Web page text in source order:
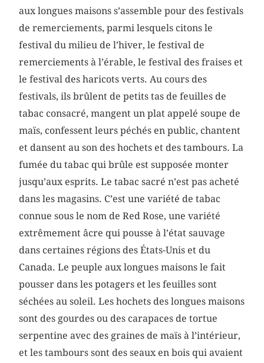
aux longues maisons s’assemble pour des festivals
de remerciements, parmi lesquels citons le
festival du milieu de l’hiver, le festival de
remerciements à l’érable, le festival des fraises et
le festival des haricots verts. Au cours des
festivals, ils brûlent de petits tas de feuilles de
tabac consacré, mangent un plat appelé soupe de
maïs, confessent leurs péchés en public, chantent
et dansent au son des hochets et des tambours. La
fumée du tabac qui brûle est supposée monter
jusqu’aux esprits. Le tabac sacré n’est pas acheté
dans les magasins. C’est une variété de tabac
connue sous le nom de Red Rose, une variété
extrêmement âcre qui pousse à l’état sauvage
dans certaines régions des États-Unis et du
Canada. Le peuple aux longues maisons le fait
pousser dans les potagers et les feuilles sont
séchées au soleil. Les hochets des longues maisons
sont des gourdes ou des carapaces de tortue
serpentine avec des graines de maïs à l’intérieur,
et les tambours sont des seaux en bois qui avaient